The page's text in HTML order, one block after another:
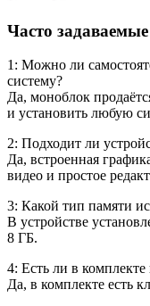
Часто
1: Можно ли
систему?
Да, моноблок
и установить любую
2: Подходит ли
Да, встроенная
видео и простое
3: Какой тип памяти
В устройстве
8 ГБ.
4: Есть ли в
Да, в комплекте есть